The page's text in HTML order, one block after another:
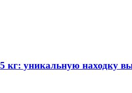
кг: уникальную находку